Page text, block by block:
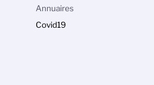
Annuaires
Covid19
en